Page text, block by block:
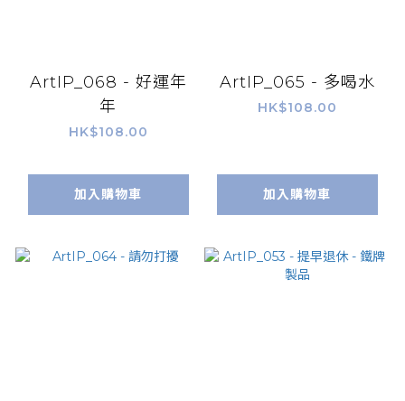
ArtIP_068 - 好運年
年
HK$108.00
加入購物車
ArtIP_065 - 多喝水
HK$108.00
加入購物車